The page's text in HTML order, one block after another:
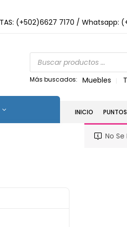
(+502)6627 7170 / Whatsapp:
Más buscados: Muebles
INICIO
No